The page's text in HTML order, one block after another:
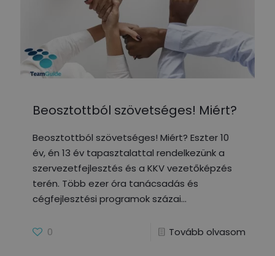
Beosztottból szövetséges! Miért?
Beosztottból szövetséges! Miért? Eszter 10
év, én 13 év tapasztalattal rendelkezünk a
szervezetfejlesztés és a KKV vezetőképzés
terén. Több ezer óra tanácsadás és
cégfejlesztési programok százai
0 Tovább olvasom